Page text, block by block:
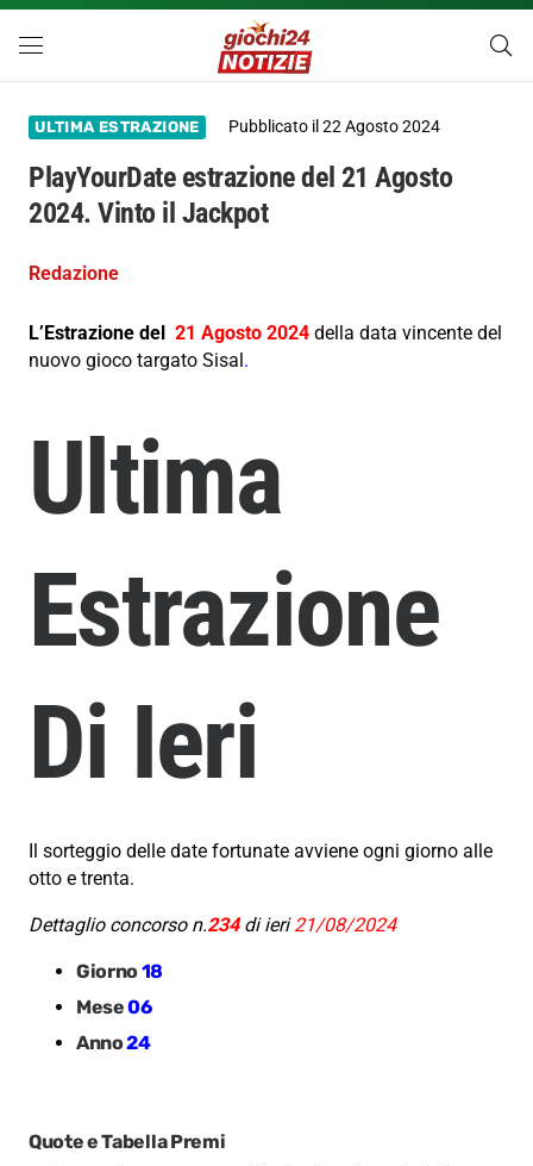
ULTIMA ESTRAZIONE Pubblicato il22 Agosto 2024
PlayYourDate estrazione del 21 Agosto
2024. Vinto il Jackpot
Redazione
L’Estrazione del 21 Agosto 2024 della data vincente del
nuovo gioco targato Sisal .
Ultima
Estrazione
Di Ieri
Il sorteggio delle date fortunate avviene ogni giorno alle
otto e trenta.
Dettaglio concorso n.234di ieri21/08/2024
Giorno18
Mese06
Anno24
Quote e Tabella Premi